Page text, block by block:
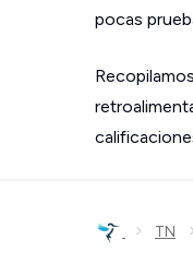
pocas
› TN ›